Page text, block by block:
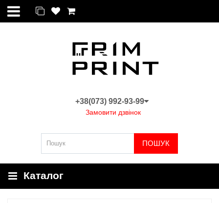
+38(073) 992-93-99
Замовити дзвінок
ПОШУК
Каталог